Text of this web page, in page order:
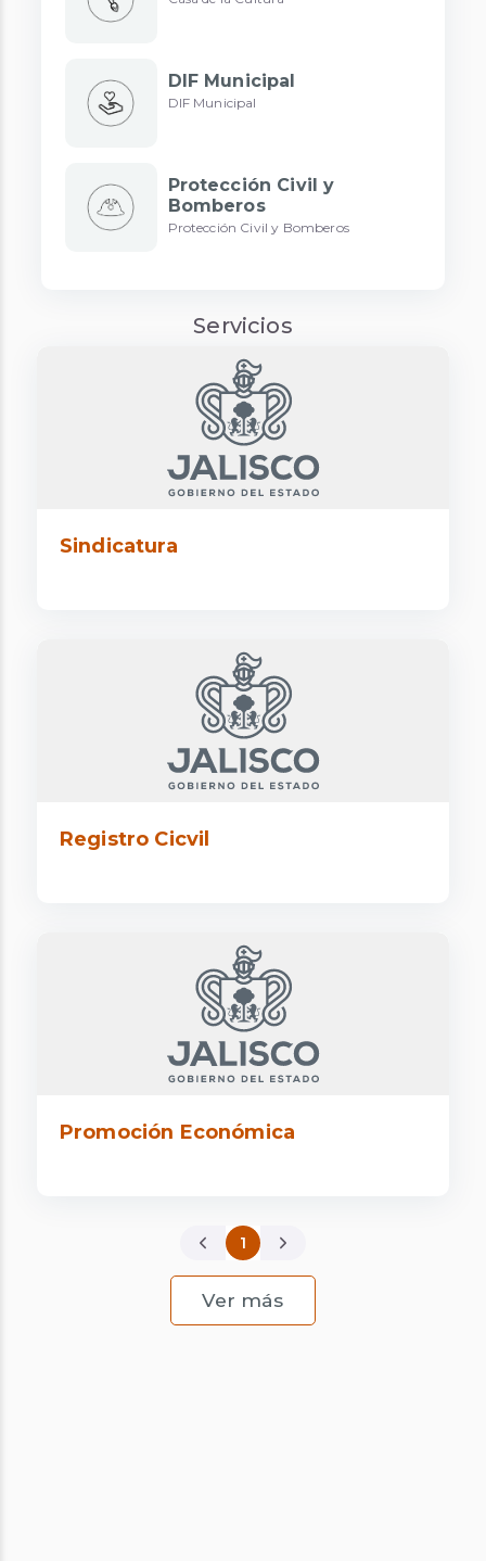
DIF Municipal
DIF Municipal
Protección Civil y
Bomberos
Protección Civil y Bomberos
Servicios
Sindicatura
Registro Cicvil
Promoción Económica
1Página Actual
Ver más